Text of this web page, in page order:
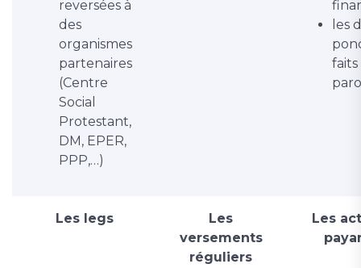
reversées à
des
organismes
partenaires
(Centre
Social
Protestant,
DM, EPER,
PPP,…)
les
faits
Les legs
Les
versements
réguliers
Les